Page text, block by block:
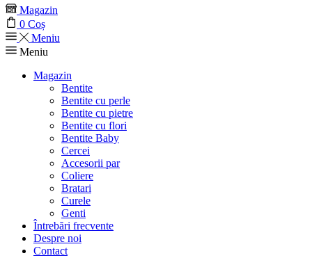
Magazin
0 Coș
Meniu
Meniu
Magazin
Bentite
Bentite cu perle
Bentite cu pietre
Bentite cu flori
Bentite Baby
Cercei
Accesorii par
Coliere
Bratari
Curele
Genti
Întrebări frecvente
Despre noi
Contact